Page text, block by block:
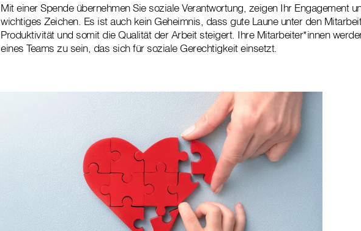
Mit einer Spende übernehmen Sie soziale Verantwortung, zeigen Ihr Engagement
wichtiges Zeichen. Es ist auch kein Geheimnis, dass gute Laune unter den
Produktivität und somit die Qualität der Arbeit steigert. Ihre Mitarbeiter*innen
eines Teams zu sein, das sich für soziale Gerechtigkeit einsetzt.